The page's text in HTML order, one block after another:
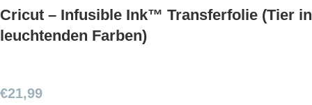
Cricut – Infusible Ink™ Transferfolie (Tier in
leuchtenden Farben)
€21,99